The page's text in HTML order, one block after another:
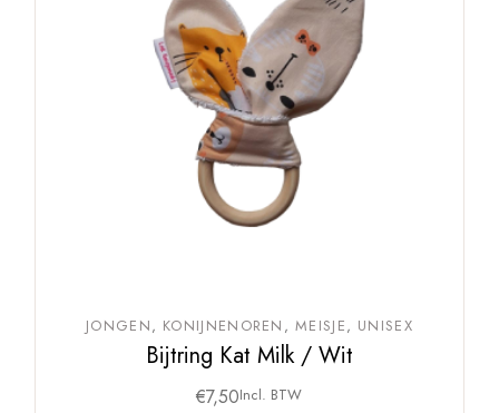
JONGEN KONIJNENOREN MEISJE UNISEX
Bijtring Kat Milk / Wit
€7,50Incl. BTW